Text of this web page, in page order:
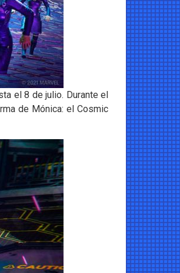
el 8 de julio. Durante el
de Mónica: el Cosmic